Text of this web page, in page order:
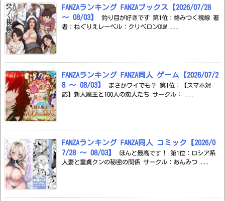
FANZAランキング FANZAブックス【2026/07/28
～ 08/03】
釣り目が好きです 第1位：絡みつく視線 著
者：ねぐりえレーベル：クリベロンDUM ...
FANZAランキング FANZA同人 ゲーム【2026/07/2
8 ～ 08/03】
まさかワイでも？ 第1位：【スマホ対
応】新人魔王と100人の恋人たち サークル： ...
FANZAランキング FANZA同人 コミック【2026/0
7/28 ～ 08/03】
ほんと最高です！ 第1位：ロシア系
人妻と童貞クンの秘密の関係 サークル：あんみつ ...